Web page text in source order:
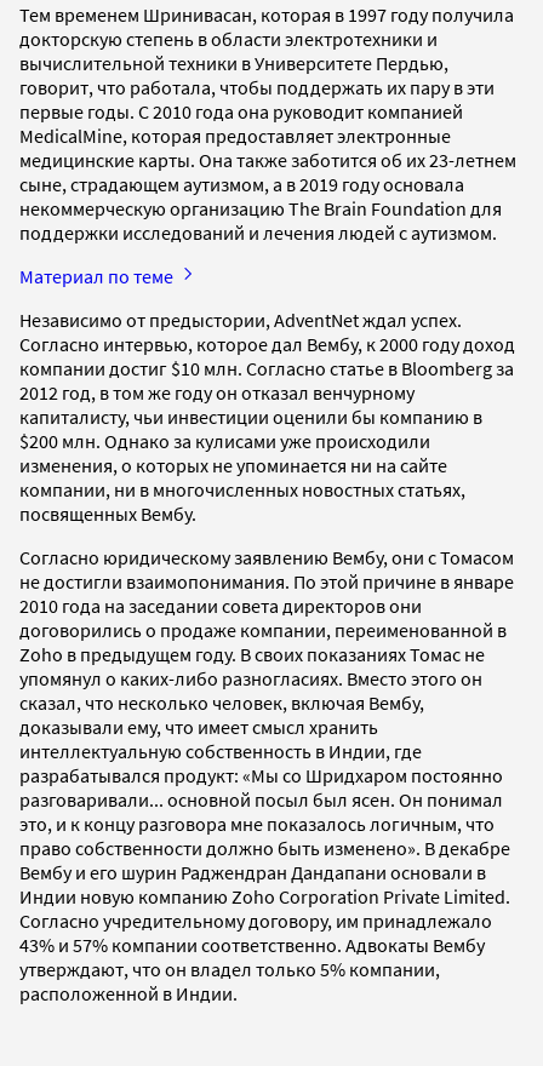
Тем временем Шринивасан, которая в 1997 году получила
докторскую степень в области электротехники и
вычислительной техники в Университете Пердью,
говорит, что работала, чтобы поддержать их пару в эти
первые годы. С 2010 года она руководит компанией
MedicalMine, которая предоставляет электронные
медицинские карты. Она также заботится об их 23-летнем
сыне, страдающем аутизмом, а в 2019 году основала
некоммерческую организацию The Brain Foundation для
поддержки исследований и лечения людей с аутизмом.
Материал по теме
Независимо от предыстории, AdventNet ждал успех.
Согласно интервью, которое дал Вембу, к 2000 году доход
компании достиг $10 млн. Согласно статье в Bloomberg за
2012 год, в том же году он отказал венчурному
капиталисту, чьи инвестиции оценили бы компанию в
$200 млн. Однако за кулисами уже происходили
изменения, о которых не упоминается ни на сайте
компании, ни в многочисленных новостных статьях,
посвященных Вембу.
Согласно юридическому заявлению Вембу, они с Томасом
не достигли взаимопонимания. По этой причине в январе
2010 года на заседании совета директоров они
договорились о продаже компании, переименованной в
Zoho в предыдущем году. В своих показаниях Томас не
упомянул о каких-либо разногласиях. Вместо этого он
сказал, что несколько человек, включая Вембу,
доказывали ему, что имеет смысл хранить
интеллектуальную собственность в Индии, где
разрабатывался продукт: «Мы со Шридхаром постоянно
разговаривали... основной посыл был ясен. Он понимал
это, и к концу разговора мне показалось логичным, что
право собственности должно быть изменено». В декабре
Вембу и его шурин Раджендран Дандапани основали в
Индии новую компанию Zoho Corporation Private Limited.
Согласно учредительному договору, им принадлежало
43% и 57% компании соответственно. Адвокаты Вембу
утверждают, что он владел только 5% компании,
расположенной в Индии.